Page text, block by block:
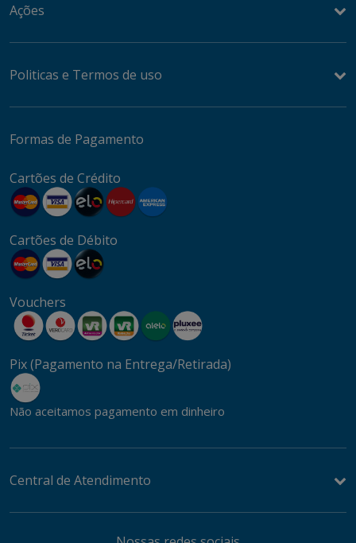
Ações
Politicas e Termos de uso
Formas de Pagamento
Cartões de Crédito
Cartões de Débito
Vouchers
Pix (Pagamento na Entrega/Retirada)
Não aceitamos pagamento em dinheiro
Central de Atendimento